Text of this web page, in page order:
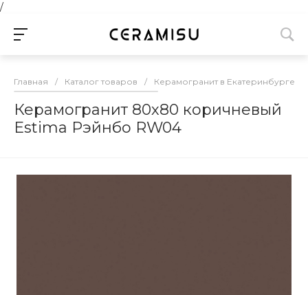
/
Главная / Каталог товаров / Керамогранит в Екатеринбурге
Керамогранит 80х80 коричневый
Estima Рэйнбо RW04